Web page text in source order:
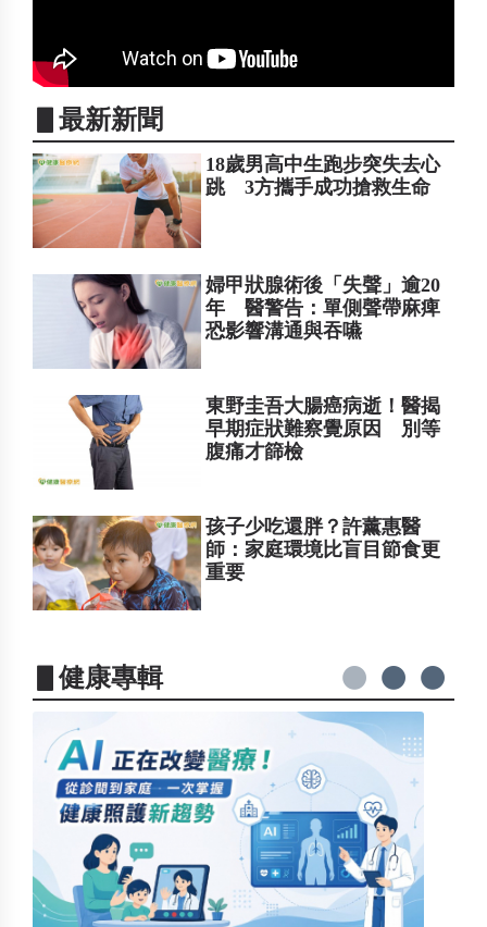
▋最新新聞
18歲男高中生跑步突失去心
跳 3方攜手成功搶救生命
婦甲狀腺術後「失聲」逾20
年 醫警告：單側聲帶麻痺
恐影響溝通與吞嚥
東野圭吾大腸癌病逝！醫揭
早期症狀難察覺原因 別等
腹痛才篩檢
孩子少吃還胖？許薰惠醫
師：家庭環境比盲目節食更
重要
▋健康專輯